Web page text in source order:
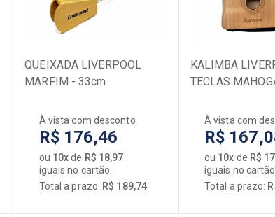
QUEIXADA LIVERPOOL
MARFIM - 33cm
À vista com desconto
R$ 176,46
ou 10xde R$ 18,97
iguais no cartão.
Total a prazo: R$ 189,74
KALIMBA
TECLAS
À vista com
R$
ou 10x de R$
iguais no cartão.
Total a prazo: